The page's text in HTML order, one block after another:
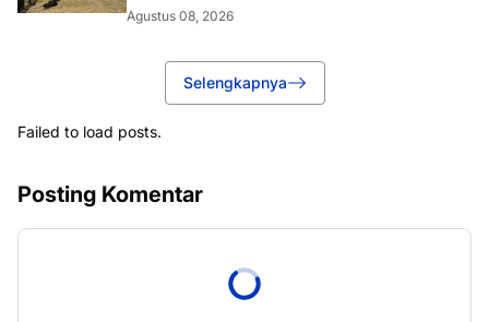
Agustus 08, 2026
Selengkapnya
Failed to load posts.
Posting Komentar